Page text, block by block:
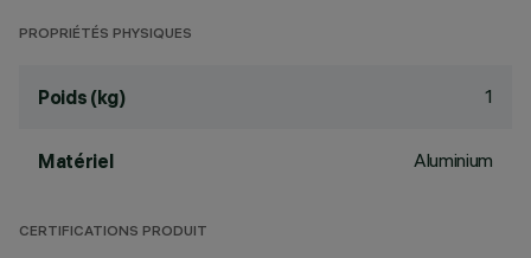
PROPRIÉTÉS PHYSIQUES
Poids (kg) 1
Matériel Aluminium
CERTIFICATIONS PRODUIT